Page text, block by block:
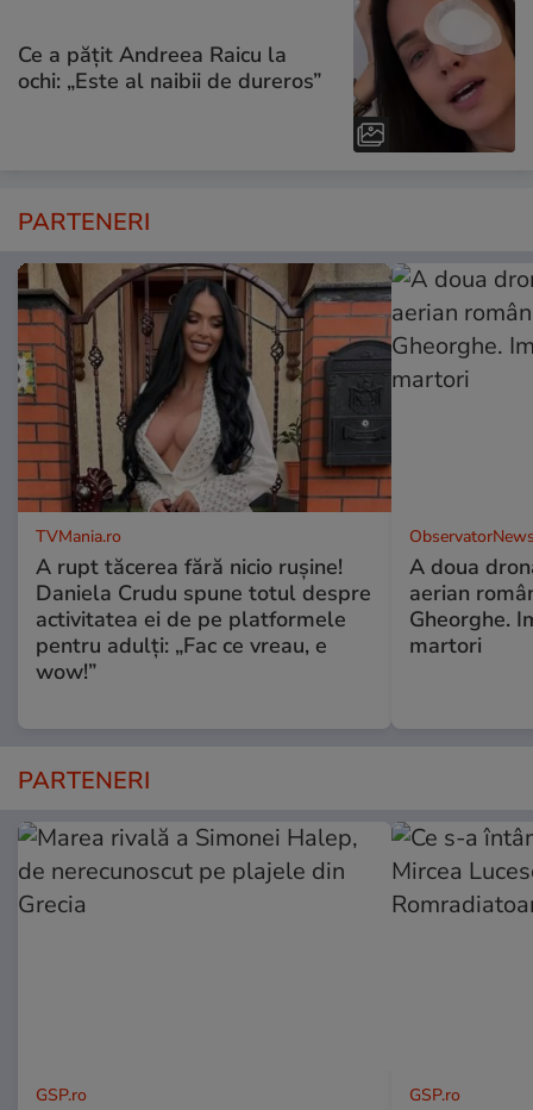
Ce a pățit Andreea Raicu la
ochi: „Este al naibii de dureros”
PARTENERI
TVMania.ro
A rupt tăcerea fără nicio rușine!
Daniela Crudu spune totul despre
activitatea ei de pe platformele
pentru adulți: „Fac ce vreau, e
wow!”
A doua
aerian
Gheorghe.
martori
PARTENERI
GSP.ro GSP.ro